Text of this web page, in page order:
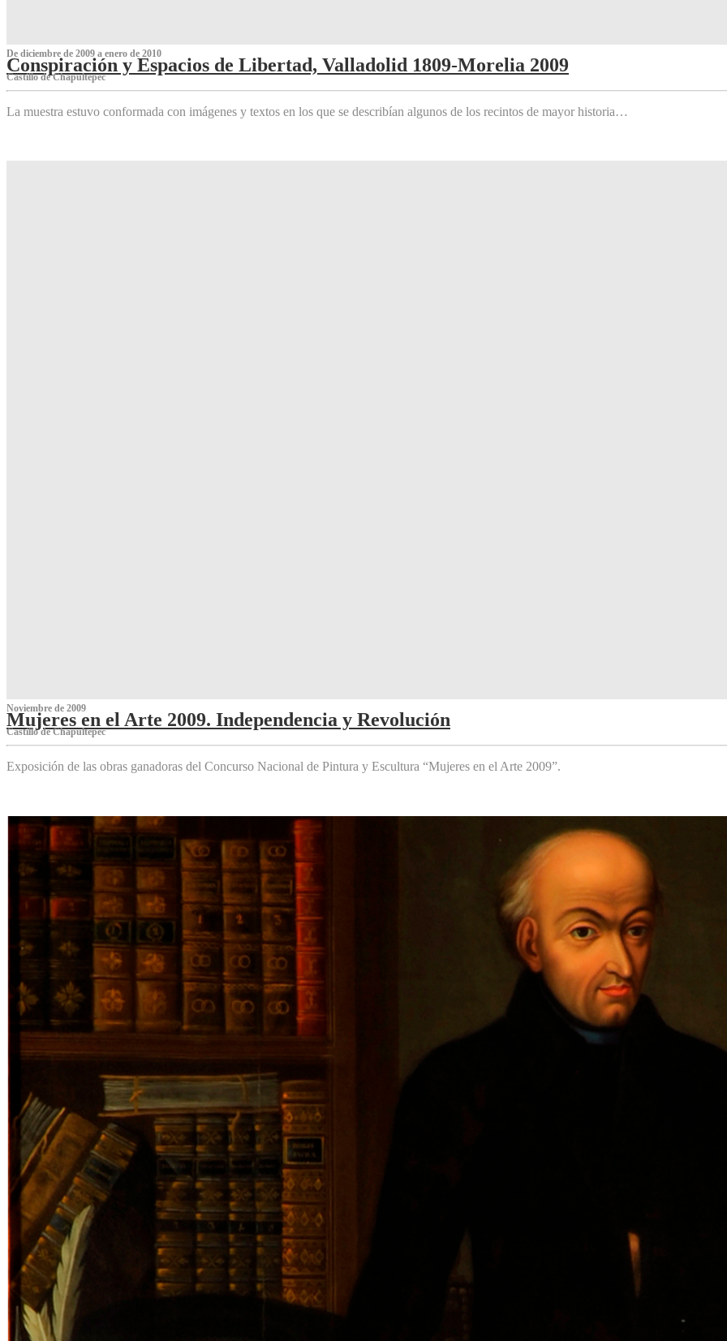
De diciembre de 2009 a enero de 2010
Conspiración y Espacios de Libertad, Valladolid 1809-Morelia 2009
Castillo de Chapultepec
La muestra estuvo conformada con imágenes y textos en los que se describían algunos de los recintos de mayor historia…
Noviembre de 2009
Mujeres en el Arte 2009. Independencia y Revolución
Castillo de Chapultepec
Exposición de las obras ganadoras del Concurso Nacional de Pintura y Escultura “Mujeres en el Arte 2009”.